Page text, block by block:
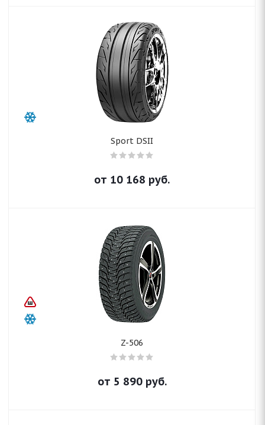
Sport DSII
от 10 168 руб.
Z-506
от 5 890руб.